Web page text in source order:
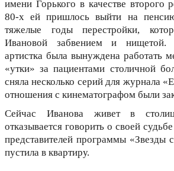
имени Горького в качестве второго
80-х ей пришлось выйти на
тяжелые годы перестройки,
Ивановой забвением и нищетой.
артистка была вынуждена работать
«утки» за пациентами столичной
сняла несколько серий для журнала
отношения с кинематографом были
Сейчас Иванова живет в
отказывается говорить о своей
представителей программы «Звезды
пустила в квартиру.